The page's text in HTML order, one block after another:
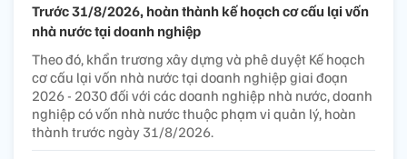
Trước 31/8/2026, hoàn thành kế hoạch cơ cấu lại vốn
nhà nước tại doanh nghiệp
Theo đó, khẩn trương xây dựng và phê duyệt Kế hoạch
cơ cấu lại vốn nhà nước tại doanh nghiệp giai đoạn
2026 - 2030 đối với các doanh nghiệp nhà nước, doanh
nghiệp có vốn nhà nước thuộc phạm vi quản lý, hoàn
thành trước ngày 31/8/2026.